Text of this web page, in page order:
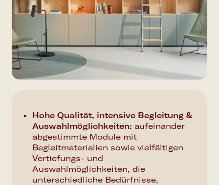
Hohe Qualität, intensive Begleitung &
Auswahlmöglichkeiten: aufeinander
abgestimmte Module mit
Begleitmaterialien sowie vielfältigen
Vertiefungs- und
Auswahlmöglichkeiten, die
unterschiedliche Bedürfnisse,